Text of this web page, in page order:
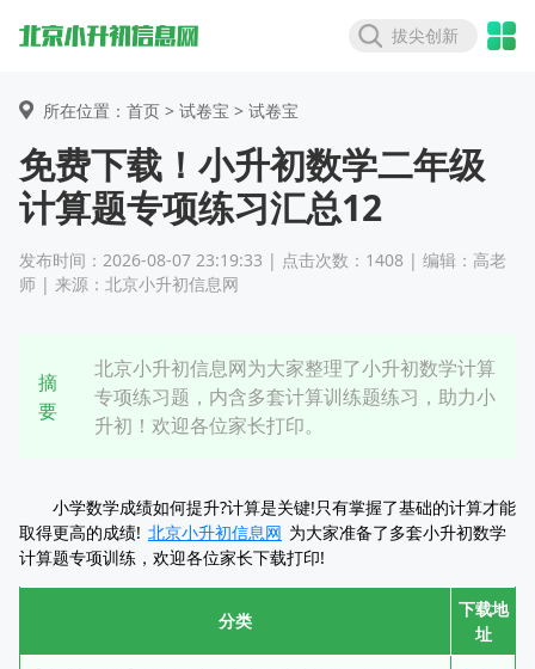
拔尖创新
所在位置：首页 > 试卷宝 > 试卷宝
免费下载！小升初数学二年级
计算题专项练习汇总12
发布时间：2026-08-07 23:19:33 | 点击次数：1408 | 编辑：高老
师 | 来源：北京小升初信息网
摘
要
北京小升初信息网为大家整理了小升初数学计算
专项练习题，内含多套计算训练题练习，助力小
升初！欢迎各位家长打印。
小学数学成绩如何提升?计算是关键!只有掌握了基础的计算才能
取得更高的成绩! 北京小升初信息网 为大家准备了多套小升初数学
计算题专项训练，欢迎各位家长下载打印!
分类
下载地
址